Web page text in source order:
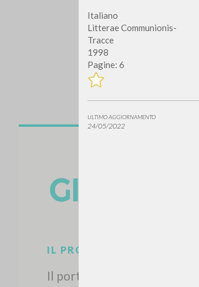
Italiano
Litterae Communionis-
Tracce
1998
Pagine: 6
ULTIMO AGGIORNAMENTO
24/05/2022